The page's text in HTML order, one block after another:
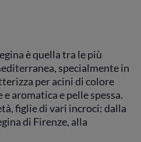
è quella tra le più
specialmente in
per acini di colore
aromatica e pelle spessa.
figlie di vari incroci: dalla
di Firenze, alla